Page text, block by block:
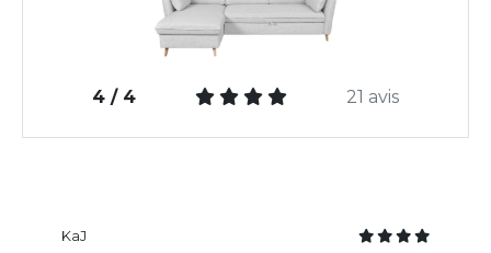
4 / 4 21 avis
KaJ